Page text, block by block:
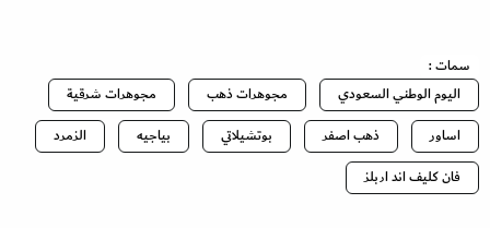
سمات :
اليوم الوطني السعودي
مجوهرات ذهب
مجوهرات شرقية
اساور
ذهب اصفر بوتشيلاتي بياجيه
الزمرد
فان كليف اند اربلز